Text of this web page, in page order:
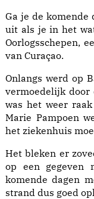
Ga je de komende
uit als je in het
Oorlogsschepen,
van Curaçao.
Onlangs werd op
vermoedelijk door
was het weer
Marie Pampoen
het ziekenhuis
Het bleken er
op een gegeven
komende dagen
strand dus goed